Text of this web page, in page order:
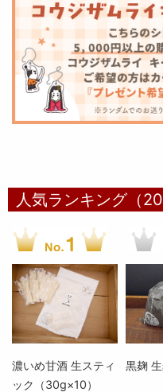
人気ランキング（
濃いめ甘酒 生スティ
ック（30g×10）
黒麹 生